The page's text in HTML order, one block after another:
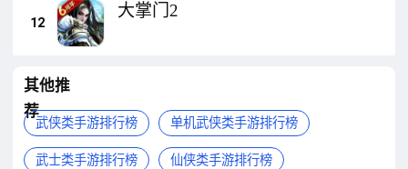
12
大掌门2
其他推
荐
武侠类手游排行榜 单机武侠类手游排行榜
武士类手游排行榜 仙侠类手游排行榜